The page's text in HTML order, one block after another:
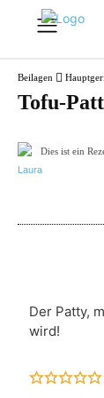
Beilagen
Tofu-
Dies ist ein
Der Patty,
wird!